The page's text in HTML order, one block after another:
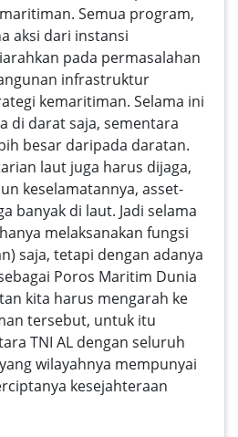
Semua program,
aksi dari instansi
pada permasalahan
infrastruktur
kemaritiman. Selama ini
di darat saja, sementara
besar daripada daratan.
laut juga harus dijaga,
keselamatannya, asset-
banyak di laut. Jadi selama
melaksanakan fungsi
saja, tetapi dengan adanya
Poros Maritim Dunia
kita harus mengarah ke
tersebut, untuk itu
TNI AL dengan seluruh
wilayahnya mempunyai
kesejahteraan